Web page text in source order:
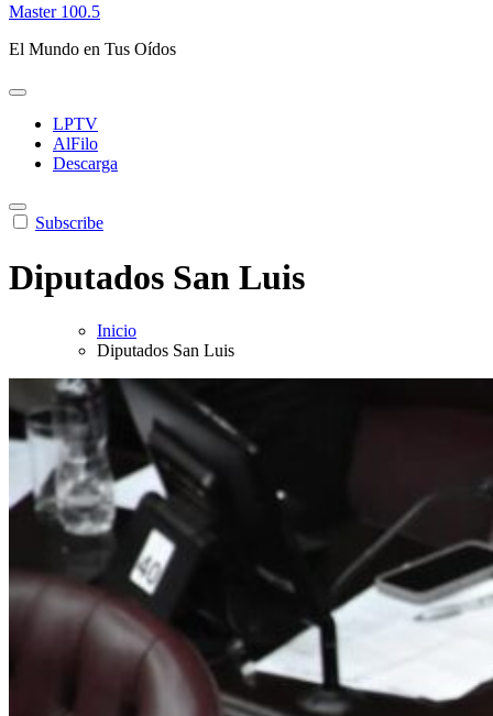
Master 100.5
El Mundo en Tus Oídos
LPTV
AlFilo
Descarga
Subscribe
Diputados San Luis
Inicio
Diputados San Luis